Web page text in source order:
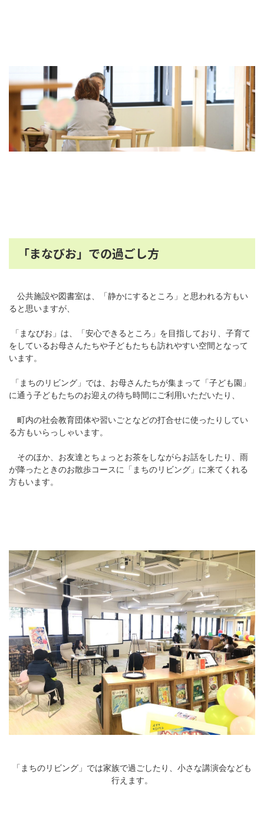
「まなびお」での過ごし方
公共施設や図書室は、「静かにするところ」と思われる方もい
ると思いますが、
「まなびお」は、「安心できるところ」を目指しており、子育て
をしているお母さんたちや子どもたちも訪れやすい空間となって
います。
「まちのリビング」では、お母さんたちが集まって「子ども園」
に通う子どもたちのお迎えの待ち時間にご利用いただいたり、
町内の社会教育団体や習いごとなどの打合せに使ったりしてい
る方もいらっしゃいます。
そのほか、お友達とちょっとお茶をしながらお話をしたり、雨
が降ったときのお散歩コースに「まちのリビング」に来てくれる
方もいます。
「まちのリビング」では家族で過ごしたり、小さな講演会なども
行えます。